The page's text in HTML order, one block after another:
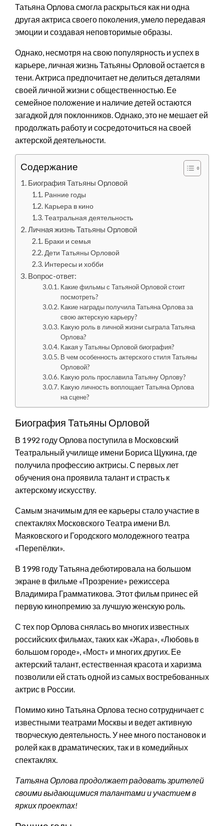
Татьяна Орлова смогла раскрыться как ни одна
другая актриса своего поколения, умело передавая
эмоции и создавая неповторимые образы.
Однако, несмотря на свою популярность и успех в
карьере, личная жизнь Татьяны Орловой остается в
тени. Актриса предпочитает не делиться деталями
своей личной жизни с общественностью. Ее
семейное положение и наличие детей остаются
загадкой для поклонников. Однако, это не мешает ей
продолжать работу и сосредоточиться на своей
актерской деятельности.
Содержание
Биография Татьяны Орловой
Ранние годы
Карьера в кино
Театральная деятельность
Личная жизнь Татьяны Орловой
Браки и семья
Дети Татьяны Орловой
Интересы и хобби
Вопрос-ответ:
Какие фильмы с Татьяной Орловой стоит
посмотреть?
Какие награды получила Татьяна Орлова за
свою актерскую карьеру?
Какую роль в личной жизни сыграла Татьяна
Орлова?
Какая у Татьяны Орловой биография?
В чем особенность актерского стиля Татьяны
Орловой?
Какую роль прославила Татьяну Орлову?
Какую личность воплощает Татьяна Орлова
на сцене?
Биография Татьяны Орловой
В 1992 году Орлова поступила в Московский
Театральный училище имени Бориса Щукина, где
получила профессию актрисы. С первых лет
обучения она проявила талант и страсть к
актерскому искусству.
Самым значимым для ее карьеры стало участие в
спектаклях Московского Театра имени Вл.
Маяковского и Городского молодежного театра
«Перепёлки».
В 1998 году Татьяна дебютировала на большом
экране в фильме «Прозрение» режиссера
Владимира Грамматикова. Этот фильм принес ей
первую кинопремию за лучшую женскую роль.
С тех пор Орлова снялась во многих известных
российских фильмах, таких как «Жара», «Любовь в
большом городе», «Мост» и многих других. Ее
актерский талант, естественная красота и харизма
позволили ей стать одной из самых востребованных
актрис в России.
Помимо кино Татьяна Орлова тесно сотрудничает с
известными театрами Москвы и ведет активную
творческую деятельность. У нее много постановок и
ролей как в драматических, так и в комедийных
спектаклях.
Татьяна Орлова продолжает радовать зрителей
своими выдающимися талантами и участием в
ярких проектах!